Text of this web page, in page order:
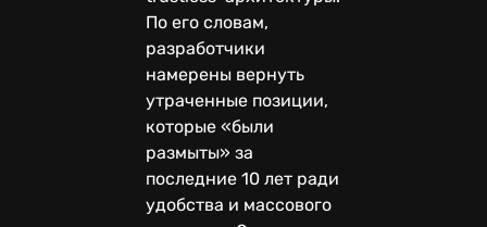
По его словам,
разработчики
намерены вернуть
утраченные позиции,
которые «были
размыты» за
последние 10 лет ради
удобства и массового